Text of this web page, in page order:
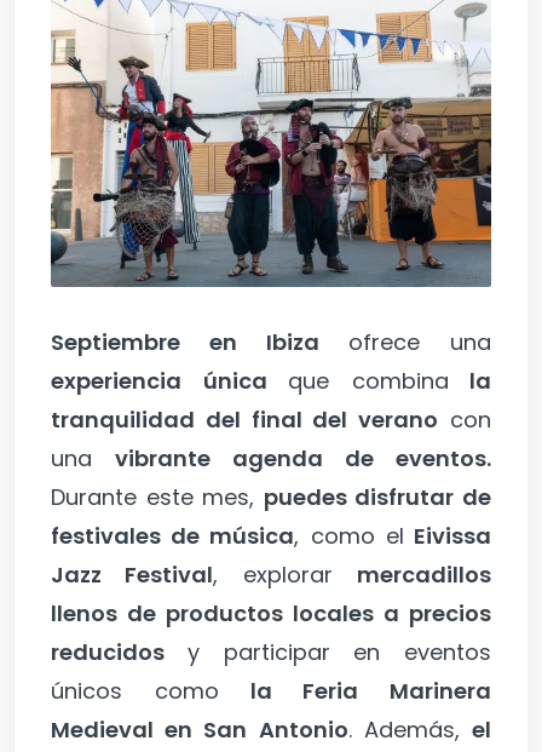
Septiembre en Ibiza ofrece una
experiencia única que combina la
tranquilidad del final del verano con
una vibrante agenda de eventos.
Durante este mes, puedes disfrutar de
festivales de música, como el Eivissa
Jazz Festival, explorar mercadillos
llenos de productos locales a precios
reducidos y participar en eventos
únicos como la Feria Marinera
Medieval en San Antonio. Además,el